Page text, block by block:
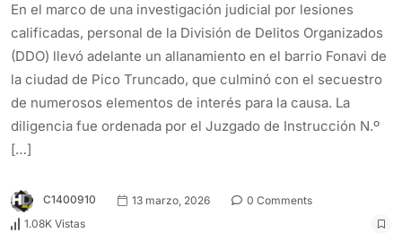
En el marco de una investigación judicial por lesiones
calificadas, personal de la División de Delitos Organizados
(DDO) llevó adelante un allanamiento en el barrio Fonavi de
la ciudad de Pico Truncado, que culminó con el secuestro
de numerosos elementos de interés para la causa. La
diligencia fue ordenada por el Juzgado de Instrucción N.º
[…]
C1400910 13 marzo, 2026
0 Comments
1.08K Vistas